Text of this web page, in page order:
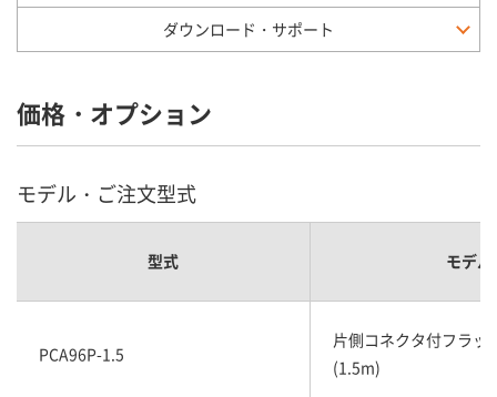
ダウンロード・サポート
価格・オプション
モデル・ご注文型式
型式 モデル
PCA96P-1.5
片側コネクタ付フラッ
(1.5m)